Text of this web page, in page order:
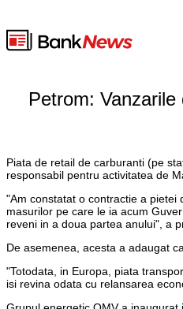
Petrom:
Piata de retail de carburanti (pe
responsabil pentru activitatea de
"Am constatat o contractie a
masurilor pe care le ia acum
reveni in a doua partea anului", a
De asemenea, acesta a adaugat
"Totodata, in Europa, piata
isi revina odata cu relansarea